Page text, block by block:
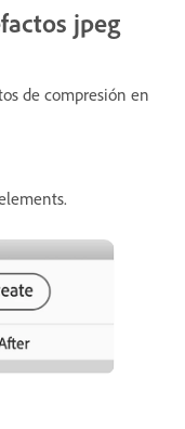
jpeg
de compresión en